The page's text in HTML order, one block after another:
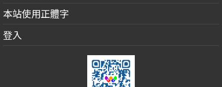
本站使用正體字
登入